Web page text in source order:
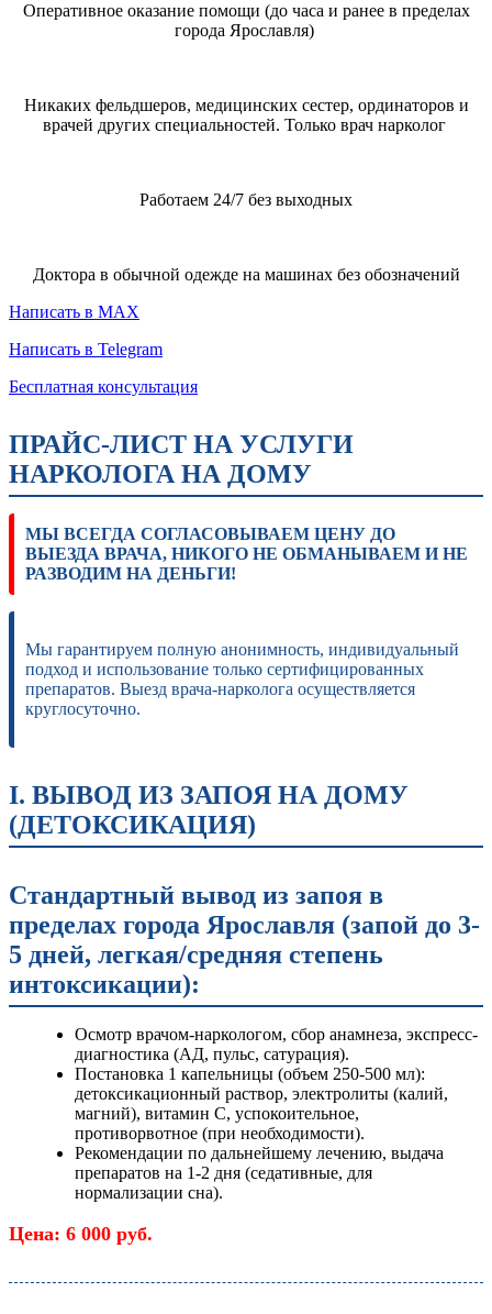
Оперативное оказание помощи (до часа и ранее в пределах
города Ярославля)
Никаких фельдшеров, медицинских сестер, ординаторов и
врачей других специальностей. Только врач нарколог
Работаем 24/7 без выходных
Доктора в обычной одежде на машинах без обозначений
Написать в MAX
Написать в Telegram
Бесплатная консультация
ПРАЙС-ЛИСТ НА УСЛУГИ
НАРКОЛОГА НА ДОМУ
МЫ ВСЕГДА СОГЛАСОВЫВАЕМ ЦЕНУ ДО
ВЫЕЗДА ВРАЧА, НИКОГО НЕ ОБМАНЫВАЕМ И НЕ
РАЗВОДИМ НА ДЕНЬГИ!
Мы гарантируем полную анонимность, индивидуальный
подход и использование только сертифицированных
препаратов. Выезд врача-нарколога осуществляется
круглосуточно.
I. ВЫВОД ИЗ ЗАПОЯ НА ДОМУ
(ДЕТОКСИКАЦИЯ)
Стандартный вывод из запоя в
пределах города Ярославля (запой до 3-
5 дней, легкая/средняя степень
интоксикации):
Осмотр врачом-наркологом, сбор анамнеза, экспресс-
диагностика (АД, пульс, сатурация).
Постановка 1 капельницы (объем 250-500 мл):
детоксикационный раствор, электролиты (калий,
магний), витамин C, успокоительное,
противорвотное (при необходимости).
Рекомендации по дальнейшему лечению, выдача
препаратов на 1-2 дня (седативные, для
нормализации сна).
Цена: 6 000 руб.